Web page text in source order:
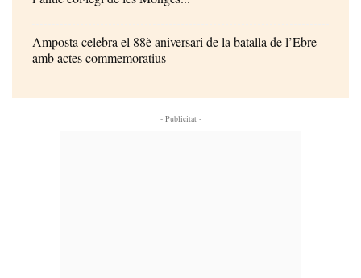
Amposta celebra el 88è aniversari de la batalla de l’Ebre
amb actes commemoratius
- Publicitat -